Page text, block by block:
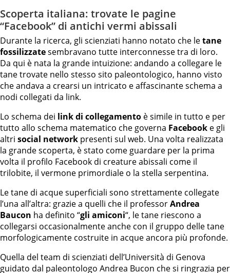
Scoperta italiana: trovate le pagine
“Facebook” di antichi vermi abissali
Durante la ricerca, gli scienziati hanno notato che letane
fossilizzatesembravano tutte interconnesse tra di loro.
Da qui è nata la grande intuizione: andando a collegare le
tane trovate nello stesso sito paleontologico, hanno visto
che andava a crearsi un intricato e affascinante schema a
nodi collegati da link.
Lo schema dei link di collegamento è simile in tutto e per
tutto allo schema matematico che governa Facebook e gli
altri social network presenti sul web. Una volta realizzata
la grande scoperta, è stato come guardare per la prima
volta il profilo Facebook di creature abissali come il
trilobite, il vermone primordiale o la stella serpentina.
Le tane di acque superficiali sono strettamente collegate
l’una all’altra: grazie a quelli che il professorAndrea
Baucon ha definito “gli amiconi“, le tane riescono a
collegarsi occasionalmente anche con il gruppo delle tane
morfologicamente costruite in acque ancora più profonde.
Quella del team di scienziati dell’Università di Genova
guidato dal paleontologo Andrea Bucon che si ringrazia per